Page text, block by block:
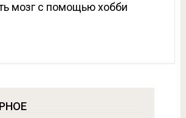
мозг с помощью хобби